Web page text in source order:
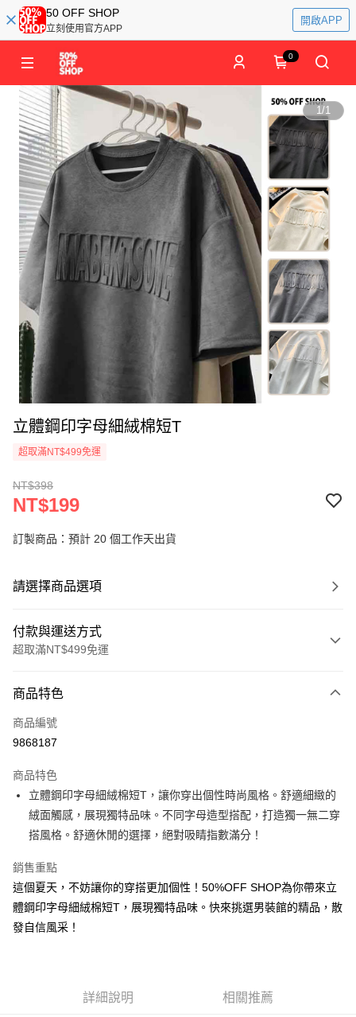
50 OFF SHOP
立刻使用官方APP
開啟APP
0
1/1
立體鋼印字母細絨棉短T
超取滿NT$499免運
NT$398
NT$199
訂製商品：預計 20 個工作天出貨
請選擇商品選項
付款與運送方式
超取滿NT$499免運
信用卡一次付款
超商取貨付款
Apple Pay
街口支付
Google Pay
全盈+PAY
1.本服務由台灣大哥大提供，台灣大哥大用戶可立即使用無須另外申請。
2.付款方式選擇「大哥付你分期」，訂單成立後會自動跳轉到大哥付的交易
商品特色
商品編號
9868187
商品特色
立體鋼印字母細絨棉短T，讓你穿出個性時尚風格。舒適細緻的
絨面觸感，展現獨特品味。不同字母造型搭配，打造獨一無二穿
搭風格。舒適休閒的選擇，絕對吸睛指數滿分！
銷售重點
這個夏天，不妨讓你的穿搭更加個性！50%OFF SHOP為你帶來立
體鋼印字母細絨棉短T，展現獨特品味。快來挑選男裝館的精品，散
發自信風采！
詳細說明 相關推薦